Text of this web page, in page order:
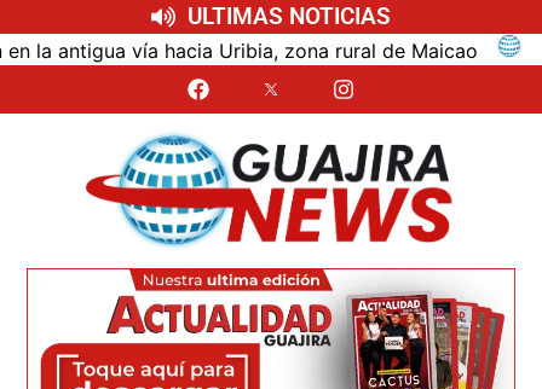
ULTIMAS NOTICIAS
vía hacia Uribia, zona rural de Maicao